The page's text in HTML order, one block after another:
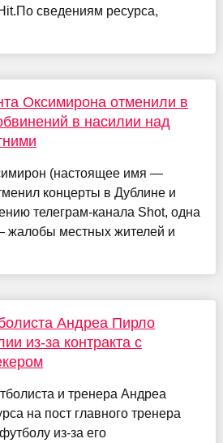
сведениям ресурса,
Оксимирона отменили в
в насилии над
(настоящее имя —
концерты в Дублине и
телеграм-канала Shot, одна
жалобы местных жителей и
Андреа Пирло
из-за контракта с
и тренера Андреа
на пост главного тренера
из-за его